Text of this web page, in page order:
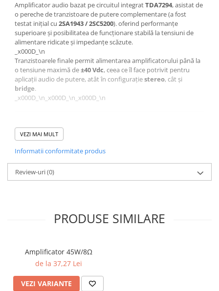
Amplificator audio bazat pe circuitul integratTDA7294, asistat de
o pereche de tranzistoare de putere complementare (a fost
testat inițial cu 2SA1943 / 2SC5200). oferind performanțe
superioare și posibilitatea de funcționare stabilă la tensiuni de
alimentare ridicate și impedanțe scăzute.
_x000D_\n
Tranzistoarele finale permit alimentarea amplificatorului până la
o tensiune maximă de±40 Vdc, ceea ce îl face potrivit pentru
aplicații audio de putere, atât în configurațiestereo, cât și
bridge.
_x000D_\n_x000D_\n_x000D_\n
Configurări disponibile
_x000D_\n
_x000D_\n
_x000D_\n
Stereo:două canale de ieșire independente, ideale pentru o
experiență audio stereo clasică.
combină cele două canale într-un singur canal de
_x000D_\n
_x000D_\n_x000D_\n
_x000D_\n_x000D_\n
VEZI MAI MULT
Informatii conformitate produs
Review-uri(0)
PRODUSE SIMILARE
Amplificator 45W/8Ω
de la 37,27 Lei
VEZI VARIANTE